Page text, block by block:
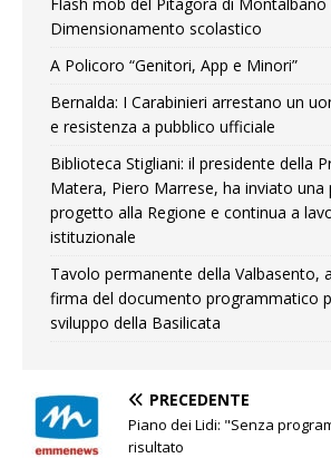
Dimensionamento scolastico
A Policoro “Genitori, App e Minori”
Bernalda: I Carabinieri arrestano un
e resistenza a pubblico ufficiale
Biblioteca Stigliani: il presidente della
Matera, Piero Marrese, ha inviato una
progetto alla Regione e continua a
istituzionale
Tavolo permanente della Valbasento,
firma del documento programmatico
sviluppo della Basilicata
PRECEDENTE
Piano dei Lidi: "Senza
risultato